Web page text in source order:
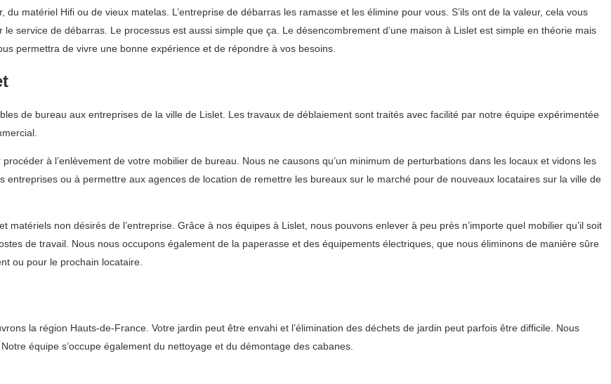
matériel Hifi ou de vieux matelas. L’entreprise de débarras les ramasse et les élimine pour vous. S’ils ont de la valeur, cela vous
service de débarras. Le processus est aussi simple que ça. Le désencombrement d’une maison à Lislet est simple en théorie mais
permettra de vivre une bonne expérience et de répondre à vos besoins.
de bureau aux entreprises de la ville de Lislet. Les travaux de déblaiement sont traités avec facilité par notre équipe expérimentée
à l’enlèvement de votre mobilier de bureau. Nous ne causons qu’un minimum de perturbations dans les locaux et vidons les
ou à permettre aux agences de location de remettre les bureaux sur le marché pour de nouveaux locataires sur la ville de
non désirés de l’entreprise. Grâce à nos équipes à Lislet, nous pouvons enlever à peu près n’importe quel mobilier qu’il soit
de travail. Nous nous occupons également de la paperasse et des équipements électriques, que nous éliminons de manière sûre
ou pour le prochain locataire.
la région Hauts-de-France. Votre jardin peut être envahi et l’élimination des déchets de jardin peut parfois être difficile. Nous
équipe s’occupe également du nettoyage et du démontage des cabanes.